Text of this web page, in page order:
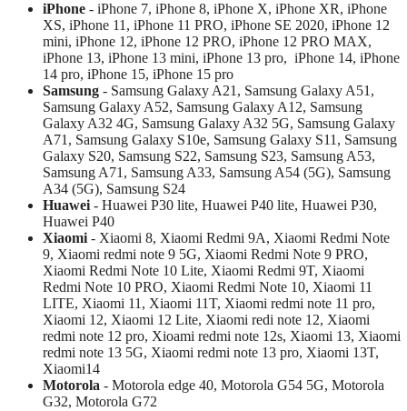
iPhone - iPhone 7, iPhone 8, iPhone X, iPhone XR, iPhone
XS, iPhone 11, iPhone 11 PRO, iPhone SE 2020, iPhone 12
mini, iPhone 12, iPhone 12 PRO, iPhone 12 PRO MAX,
iPhone 13, iPhone 13 mini, iPhone 13 pro, iPhone 14, iPhone
14 pro, iPhone 15, iPhone 15 pro
Samsung - Samsung Galaxy A21, Samsung Galaxy A51,
Samsung Galaxy A52, Samsung Galaxy A12, Samsung
Galaxy A32 4G, Samsung Galaxy A32 5G, Samsung Galaxy
A71, Samsung Galaxy S10e, Samsung Galaxy S11, Samsung
Galaxy S20, Samsung S22, Samsung S23, Samsung A53,
Samsung A71, Samsung A33, Samsung A54 (5G), Samsung
A34 (5G), Samsung S24
Huawei - Huawei P30 lite, Huawei P40 lite, Huawei P30,
Huawei P40
Xiaomi - Xiaomi 8, Xiaomi Redmi 9A, Xiaomi Redmi Note
9, Xiaomi redmi note 9 5G, Xiaomi Redmi Note 9 PRO,
Xiaomi Redmi Note 10 Lite, Xiaomi Redmi 9T, Xiaomi
Redmi Note 10 PRO, Xiaomi Redmi Note 10, Xiaomi 11
LITE, Xiaomi 11, Xiaomi 11T, Xiaomi redmi note 11 pro,
Xiaomi 12, Xiaomi 12 Lite, Xiaomi redi note 12, Xiaomi
redmi note 12 pro, Xioami redmi note 12s, Xiaomi 13, Xiaomi
redmi note 13 5G, Xiaomi redmi note 13 pro, Xiaomi 13T,
Xiaomi14
Motorola - Motorola edge 40, Motorola G54 5G, Motorola
G32, Motorola G72